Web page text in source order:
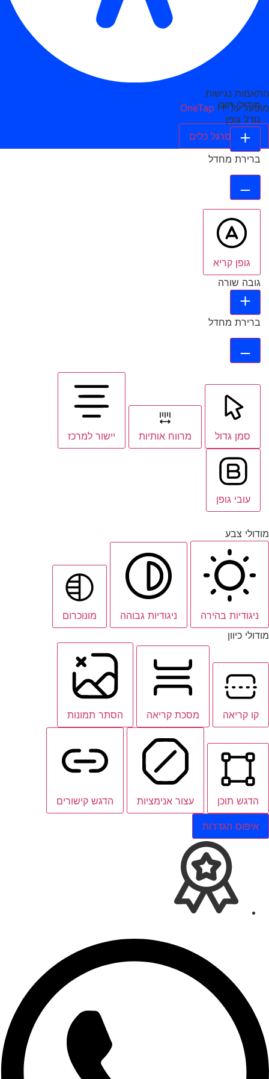
התאמות נגישות
מופעל על ידי OneTap
הסתר סרגל כלים
מודולי תוכן
גודל גופן
ברירת מחדל
גופן קריא
גובה שורה
ברירת מחדל
סמן גדול מרווח אותיות יישור למרכז
עובי גופן
מודולי צבע
ניגודיות בהירה ניגודיות גבוהה
מונוכרום
מודולי כיוון
קו קריאה מסכת קריאה הסתר תמונות
הדגש תוכן עצור אנימציות הדגש קישורים
איפוס הגדרות